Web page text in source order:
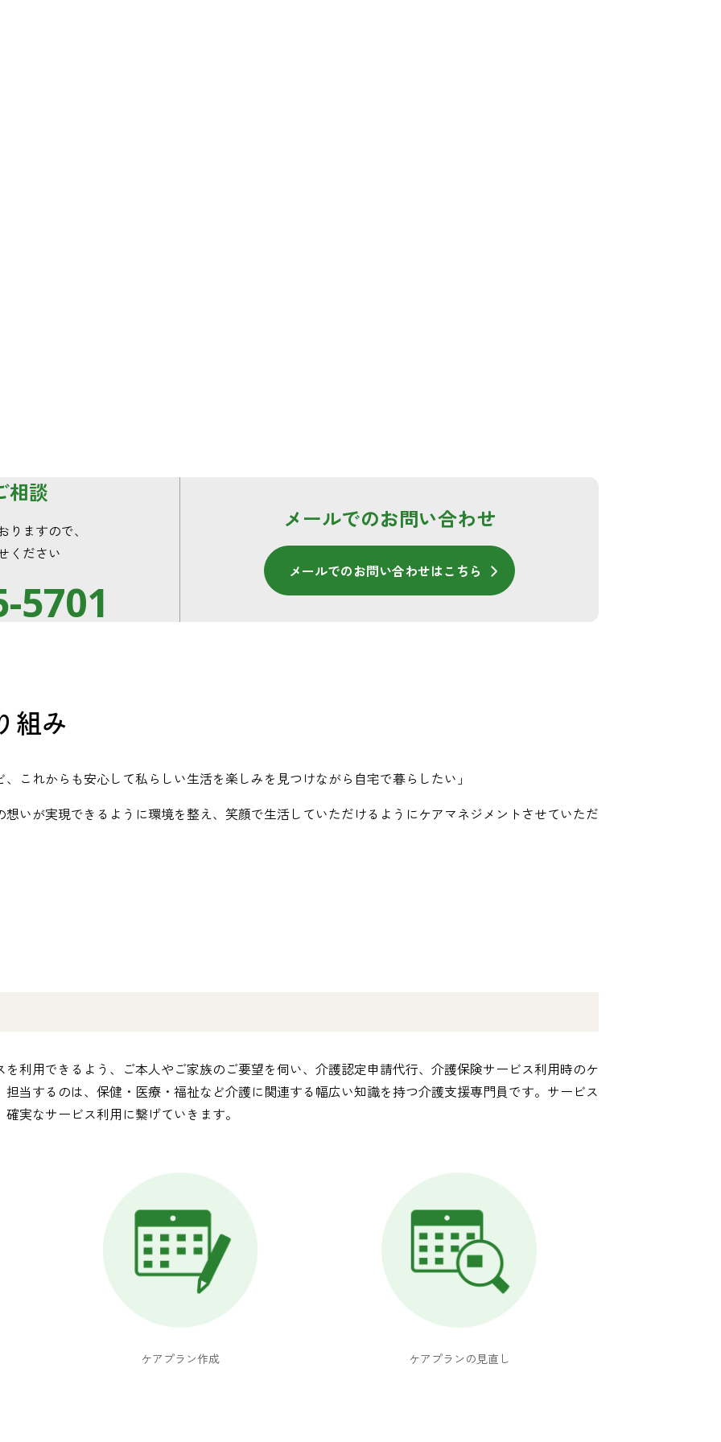
相談
ますので、
ください
5701
メールでのお問い合わせ
メールでのお問い合わせはこちら
組み
これからも安心して私らしい生活を楽しみを見つけながら自宅で暮らしたい」
いが実現できるように環境を整え、笑顔で生活していただけるようにケアマネジメントさせていただ
利用できるよう、ご本人やご家族のご要望を伺い、介護認定申請代行、介護保険サービス利用時のケ
当するのは、保健・医療・福祉など介護に関連する幅広い知識を持つ介護支援専門員です。サービス
実なサービス利用に繋げていきます。
ケアプラン作成 ケアプランの見直し